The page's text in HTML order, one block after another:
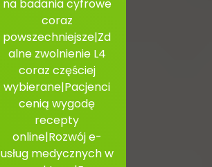
na badania cyfrowe
coraz
powszechniejsze|Zd
alne zwolnienie L4
coraz częściej
wybierane|Pacjenci
cenią wygodę
recepty
online|Rozwój e-
usług medycznych w